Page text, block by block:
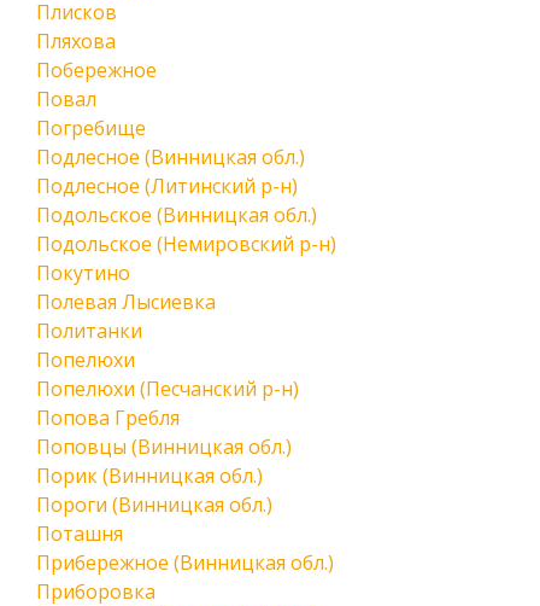
Плисков
Пляхова
Побережное
Повал
Погребище
Подлесное (Винницкая обл.)
Подлесное (Литинский р-н)
Подольское (Винницкая обл.)
Подольское (Немировский р-н)
Покутино
Полевая Лысиевка
Политанки
Попелюхи
Попелюхи (Песчанский р-н)
Попова Гребля
Поповцы (Винницкая обл.)
Порик (Винницкая обл.)
Пороги (Винницкая обл.)
Поташня
Прибережное (Винницкая обл.)
Приборовка